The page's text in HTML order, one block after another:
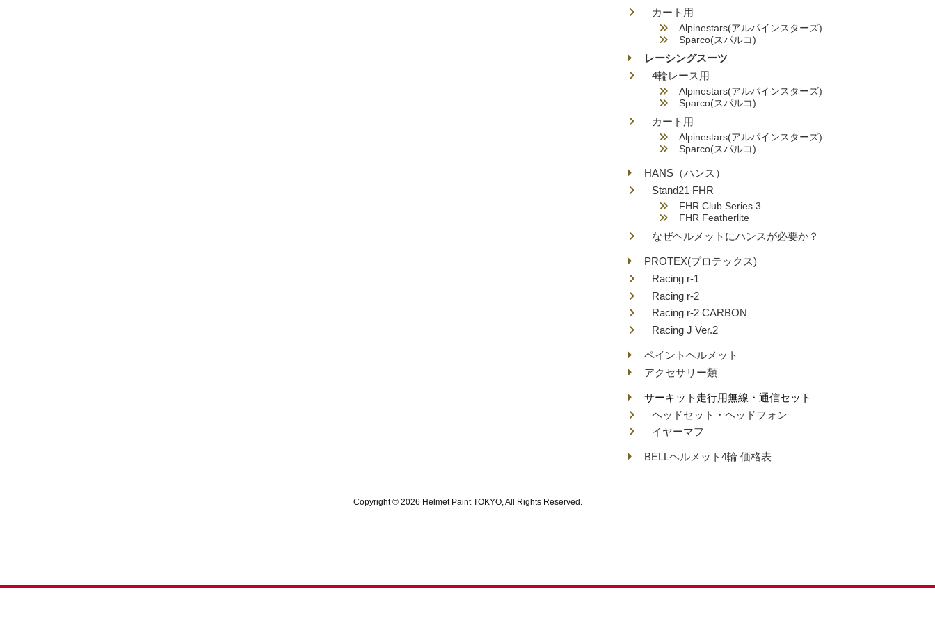
カート用
Alpinestars(アルパインスターズ)
Sparco(スパルコ)
レーシングスーツ
4輪レース用
Alpinestars(アルパインスターズ)
Sparco(スパルコ)
カート用
Alpinestars(アルパインスターズ)
Sparco(スパルコ)
HANS（ハンス）
Stand21 FHR
FHR Club Series 3
FHR Featherlite
なぜヘルメットにハンスが必要か？
PROTEX(プロテックス)
Racing r-1
Racing r-2
Racing r-2 CARBON
Racing J Ver.2
ペイントヘルメット
アクセサリー類
サーキット走行用無線・通信セット
ヘッドセット・ヘッドフォン
イヤーマフ
BELLヘルメット4輪 価格表
Copyright © 2026 Helmet Paint TOKYO, All Rights Reserved.